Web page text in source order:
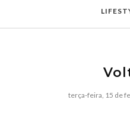
terça-feira, 15 de